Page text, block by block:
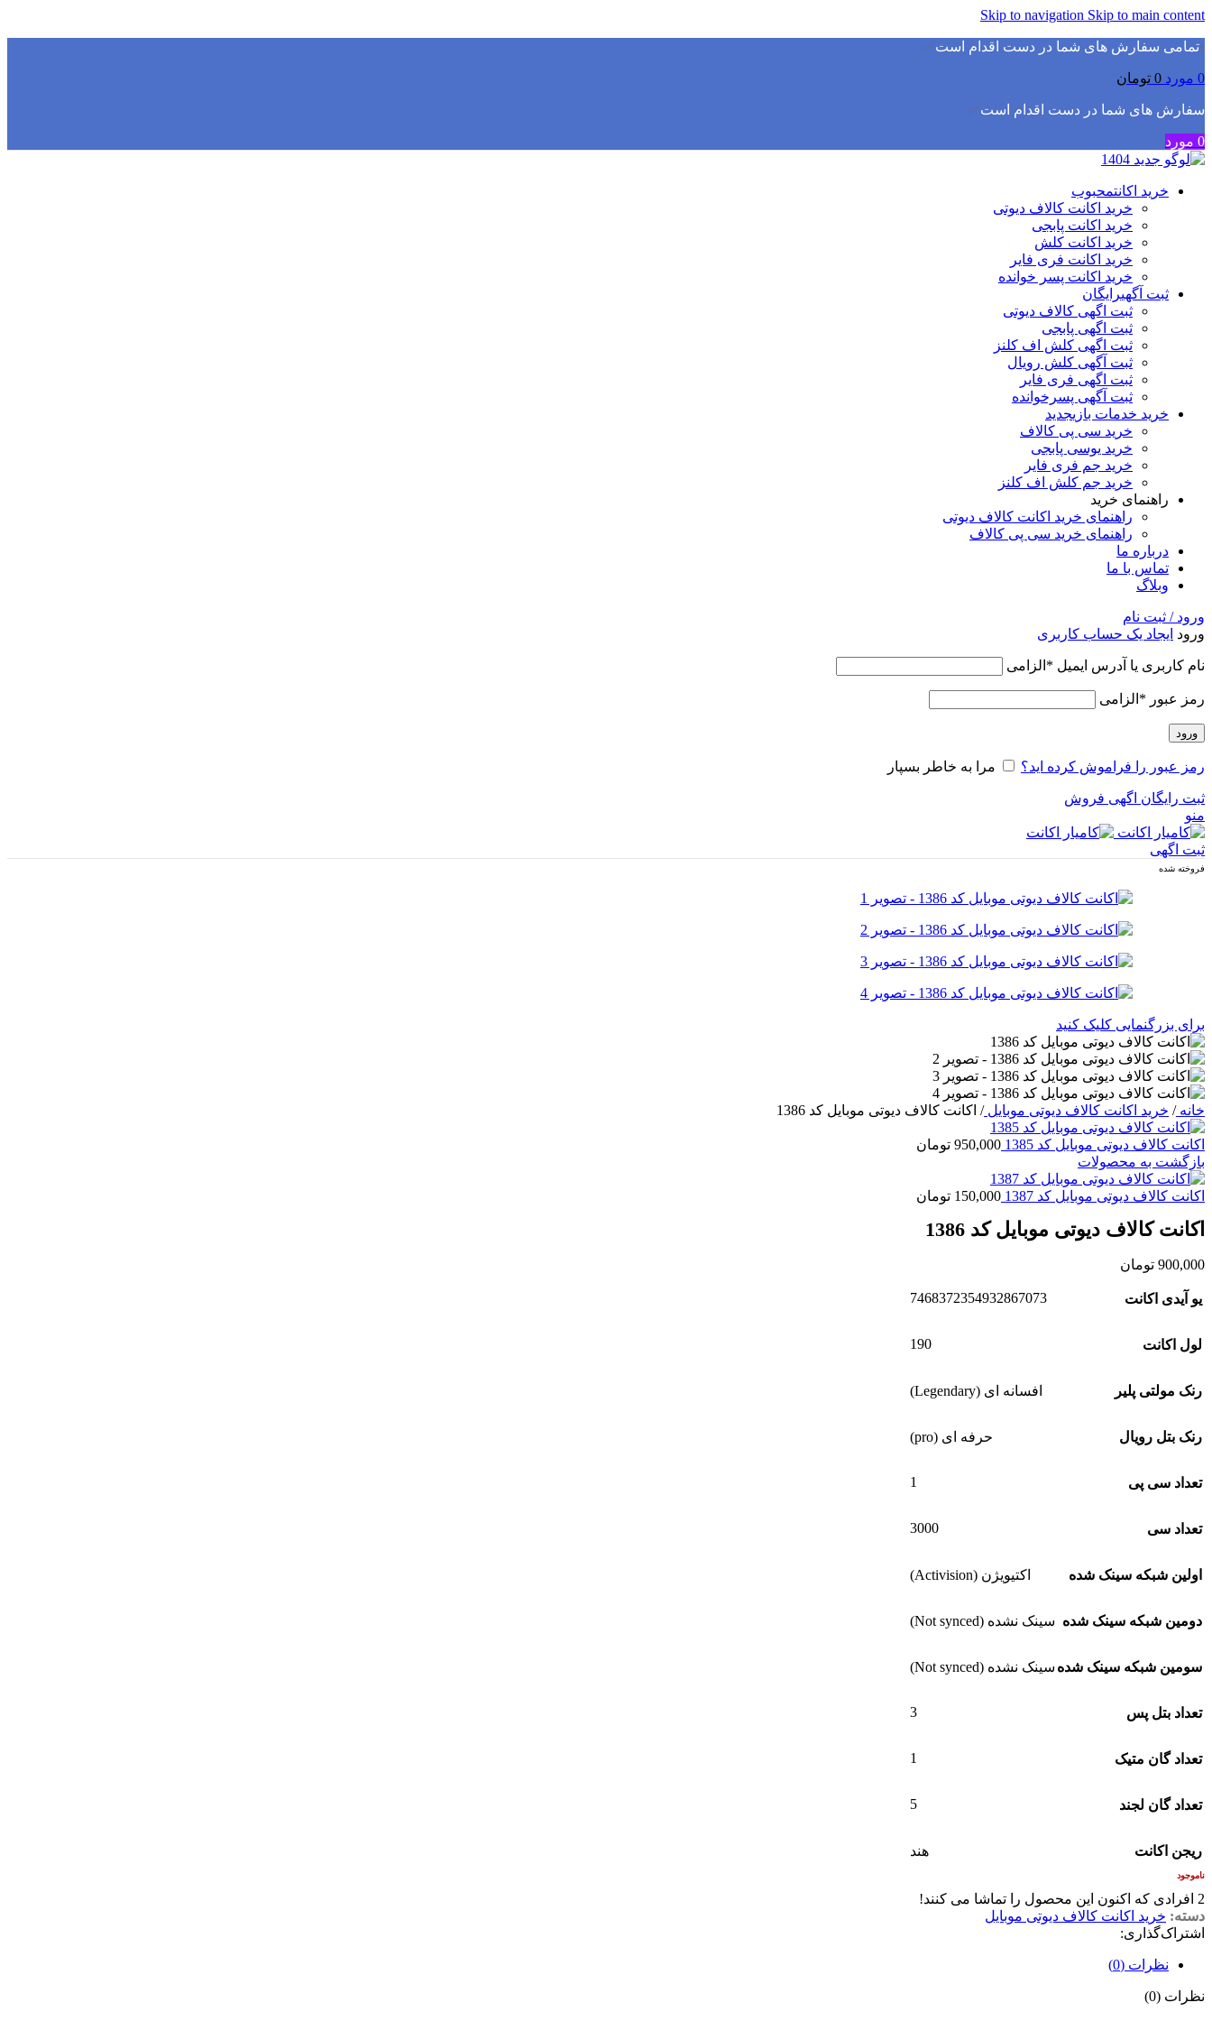
Skip to navigation Skip to main content
▫️تمامی سفارش های شما در دست اقدام است✅
0 مورد 0 تومان
سفارش های شما در دست اقدام است✅
0 مورد
خرید اکانتمحبوب
خرید اکانت کالاف دیوتی
خرید اکانت پابجی
خرید اکانت کلش
خرید اکانت فری فایر
خرید اکانت پسر خوانده
ثبت آگهیرایگان
ثبت اگهی کالاف دیوتی
ثبت اگهی پابجی
ثبت اگهی کلش اف کلنز
ثبت آگهی کلش رویال
ثبت اگهی فری فایر
ثبت آگهی پسرخوانده
خرید خدمات بازیجدید
خرید سی پی کالاف
خرید یوسی پابجی
خرید جم فری فایر
خرید جم کلش اف کلنز
راهنمای خرید
راهنمای خرید اکانت کالاف دیوتی
راهنمای خرید سی پی کالاف
درباره ما
تماس با ما
وبلاگ
ورود / ثبت نام
ورود ایجاد یک حساب کاربری
نام کاربری یا آدرس ایمیل * الزامی
رمز عبور * الزامی
ورود
رمز عبور را فراموش کرده اید؟ مرا به خاطر بسپار
ثبت رایگان اگهی فروش
منو
ثبت اگهی
فروخته شده
برای بزرگنمایی کلیک کنید
خانه/ خرید اکانت کالاف دیوتی موبایل/ اکانت کالاف دیوتی موبایل کد 1386
اکانت کالاف دیوتی موبایل کد 1385 950,000 تومان
بازگشت به محصولات
اکانت کالاف دیوتی موبایل کد 1387 150,000 تومان
اکانت کالاف دیوتی موبایل کد 1386
900,000 تومان
یو آیدی اکانت 7468372354932867073
لول اکانت 190
رنک مولتی پلیر افسانه ای (Legendary)
رنک بتل رویال حرفه ای (pro)
تعداد سی پی 1
تعداد سی 3000
اولین شبکه سینک شده اکتیویژن (Activision)
دومین شبکه سینک شده سینک نشده (Not synced)
سومین شبکه سینک شده سینک نشده (Not synced)
تعداد بتل پس 3
تعداد گان متیک 1
تعداد گان لجند 5
ریجن اکانت هند
ناموجود
2 افرادی که اکنون این محصول را تماشا می کنند!
دسته: خرید اکانت کالاف دیوتی موبایل
اشتراک‌گذاری:
نظرات (0)
نظرات (0)